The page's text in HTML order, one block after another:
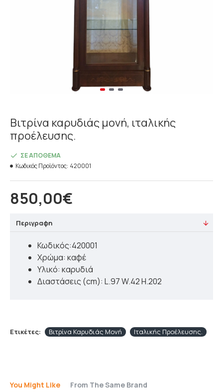
Βιτρίνα καρυδιάς μονή, ιταλικής
προέλευσης.
850,00€
ΣΕ ΑΠΌΘΕΜΑ
Κωδικός Προϊόντος: 420001
Περιγραφη
Κωδικός:420001
Χρώμα: καφέ
Υλικό: καρυδιά
Διαστάσεις (cm): L.97 W.42 H.202
Ετικέτες: Βιτρίνα Καρυδιάς Μονή Ιταλικής Προέλευσης.
You Might Like From The Same Brand